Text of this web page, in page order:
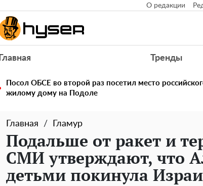
О редакции
Главная Тренды
Посол ОБСЕ во второй раз посетил место
жилому дому на Подоле
Главная Гламур
Подальше от ракет и
СМИ утверждают, что
детьми покинула